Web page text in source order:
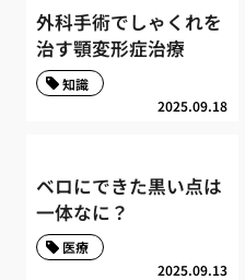
外科手術でしゃくれを
治す顎変形症治療
2025.09.18
知識
ベロにできた黒い点は
一体なに？
2025.09.13
医療